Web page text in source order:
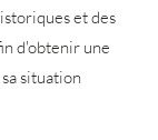
et des
d'obtenir une
situation